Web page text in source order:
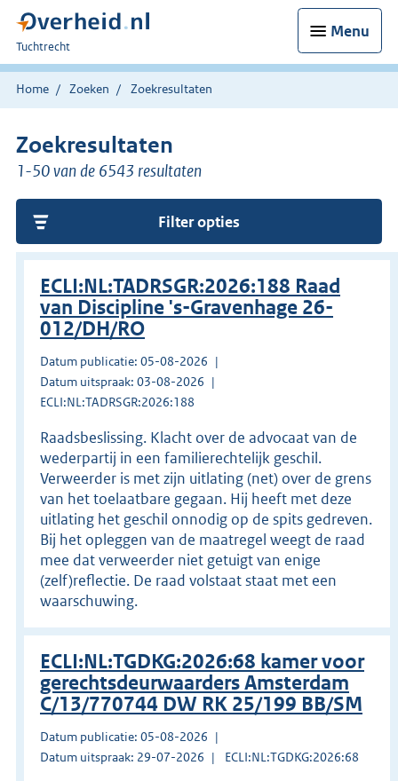
Menu
U
bent
hier:
Tuchtrecht
Home Zoeken Zoekresultaten
Zoekresultaten
1-50 van de 6543 resultaten
Filter opties
ECLI:NL:TADRSGR:2026:188 Raad
van Discipline 's-Gravenhage 26-
012/DH/RO
Datum publicatie: 05-08-2026
Datum uitspraak: 03-08-2026
ECLI:NL:TADRSGR:2026:188
Raadsbeslissing. Klacht over de advocaat van de
wederpartij in een familierechtelijk geschil.
Verweerder is met zijn uitlating (net) over de grens
van het toelaatbare gegaan. Hij heeft met deze
uitlating het geschil onnodig op de spits gedreven.
Bij het opleggen van de maatregel weegt de raad
mee dat verweerder niet getuigt van enige
(zelf)reflectie. De raad volstaat staat met een
waarschuwing.
ECLI:NL:TGDKG:2026:68 kamer voor
gerechtsdeurwaarders Amsterdam
C/13/770744 DW RK 25/199 BB/SM
Datum publicatie: 05-08-2026
Datum uitspraak: 29-07-2026
ECLI:NL:TGDKG:2026:68